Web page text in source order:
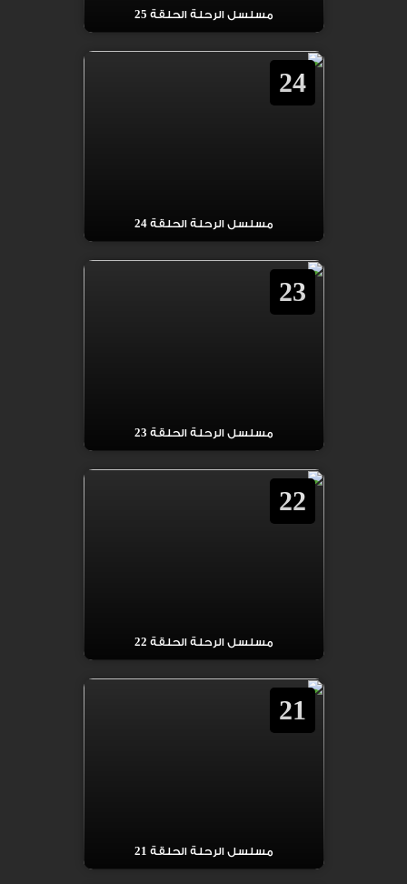
مسلسل الرحلة الحلقة 25
24
مسلسل الرحلة الحلقة 24
23
مسلسل الرحلة الحلقة 23
22
مسلسل الرحلة الحلقة 22
21
مسلسل الرحلة الحلقة 21